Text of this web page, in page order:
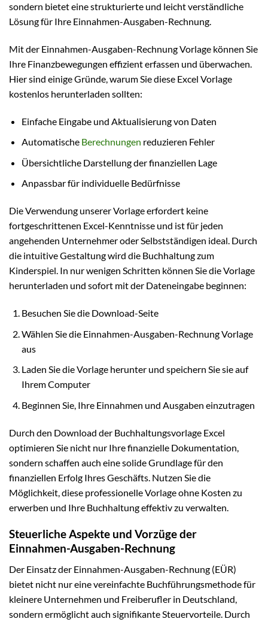
sondern bietet eine strukturierte und leicht verständliche
Lösung für Ihre Einnahmen-Ausgaben-Rechnung.
Mit der Einnahmen-Ausgaben-Rechnung Vorlage können Sie
Ihre Finanzbewegungen effizient erfassen und überwachen.
Hier sind einige Gründe, warum Sie diese Excel Vorlage
kostenlos herunterladen sollten:
Einfache Eingabe und Aktualisierung von Daten
Automatische Berechnungen reduzieren Fehler
Übersichtliche Darstellung der finanziellen Lage
Anpassbar für individuelle Bedürfnisse
Die Verwendung unserer Vorlage erfordert keine
fortgeschrittenen Excel-Kenntnisse und ist für jeden
angehenden Unternehmer oder Selbstständigen ideal. Durch
die intuitive Gestaltung wird die Buchhaltung zum
Kinderspiel. In nur wenigen Schritten können Sie die Vorlage
herunterladen und sofort mit der Dateneingabe beginnen:
Besuchen Sie die Download-Seite
Wählen Sie die Einnahmen-Ausgaben-Rechnung Vorlage
aus
Laden Sie die Vorlage herunter und speichern Sie sie auf
Ihrem Computer
Beginnen Sie, Ihre Einnahmen und Ausgaben einzutragen
Durch den Download der Buchhaltungsvorlage Excel
optimieren Sie nicht nur Ihre finanzielle Dokumentation,
sondern schaffen auch eine solide Grundlage für den
finanziellen Erfolg Ihres Geschäfts. Nutzen Sie die
Möglichkeit, diese professionelle Vorlage ohne Kosten zu
erwerben und Ihre Buchhaltung effektiv zu verwalten.
Steuerliche Aspekte und Vorzüge der
Einnahmen-Ausgaben-Rechnung
Der Einsatz der Einnahmen-Ausgaben-Rechnung (EÜR)
bietet nicht nur eine vereinfachte Buchführungsmethode für
kleinere Unternehmen und Freiberufler in Deutschland,
sondern ermöglicht auch signifikante Steuervorteile. Durch